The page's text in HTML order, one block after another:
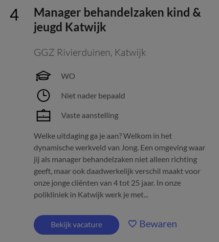
Manager behandelzaken kind &
jeugd Katwijk
GGZ Rivierduinen, Katwijk
WO
Niet nader bepaald
Vaste aanstelling
Welke uitdaging ga je aan? Welkom in het
dynamische werkveld van Jong. Een omgeving waar
jij als manager behandelzaken niet alleen richting
geeft, maar ook daadwerkelijk verschil maakt voor
onze jonge cliënten van 4 tot 25 jaar. In onze
polikliniek in Katwijk werk je met...
Bekijk vacature Bewaren